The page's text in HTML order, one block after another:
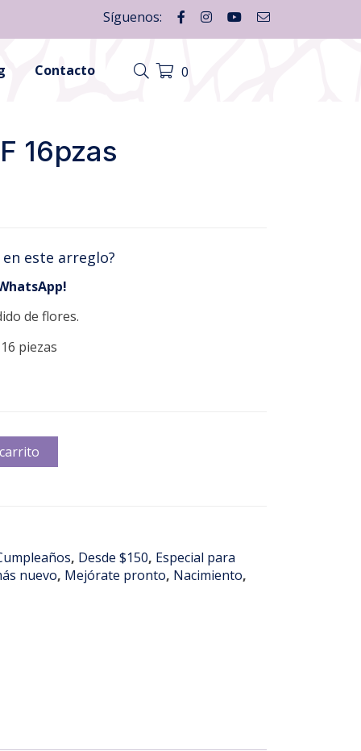
Síguenos:
Contacto 0
16pzas
este arreglo?
de flores.
piezas
, Desde $150, Especial para
nuevo, Mejórate pronto, Nacimiento,